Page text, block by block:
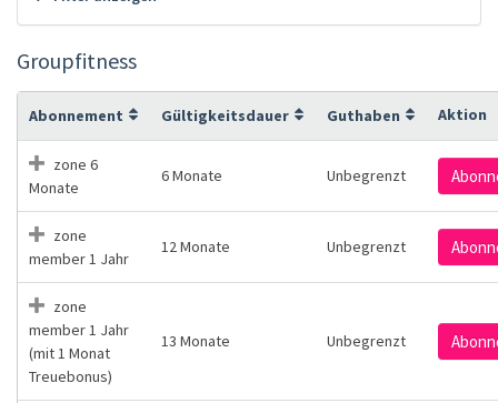
Groupfitness
Abonnement Gültigkeitsdauer Guthaben Aktion
zone 6
Monate
6 Monate Unbegrenzt
zone
member 1 Jahr
12 Monate Unbegrenzt
zone
member 1 Jahr
(mit 1 Monat
Treuebonus)
13 Monate Unbegrenzt